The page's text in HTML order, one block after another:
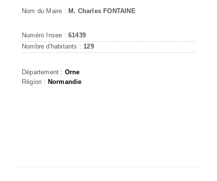
Nom du Maire : M. Charles FONTAINE
Numéro Insee : 61439
Nombre d'habitants : 129
Département : Orne
Région : Normandie